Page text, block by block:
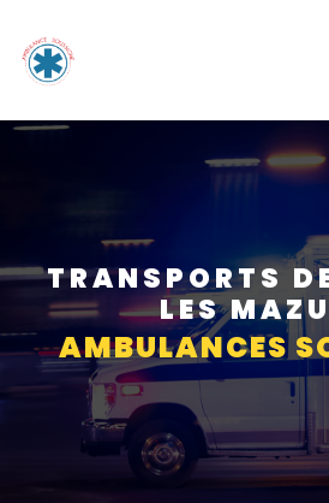
TRANSPORTS
LES
AMBULANCES